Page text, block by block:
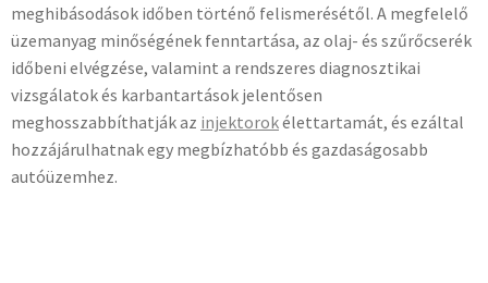
meghibásodások időben történő felismerésétől. A megfelelő
üzemanyag minőségének fenntartása, az olaj- és szűrőcserék
időbeni elvégzése, valamint a rendszeres diagnosztikai
vizsgálatok és karbantartások jelentősen
meghosszabbíthatják az injektorokélettartamát, és ezáltal
hozzájárulhatnak egy megbízhatóbb és gazdaságosabb
autóüzemhez.